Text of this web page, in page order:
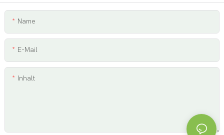
Name
E-Mail
Inhalt